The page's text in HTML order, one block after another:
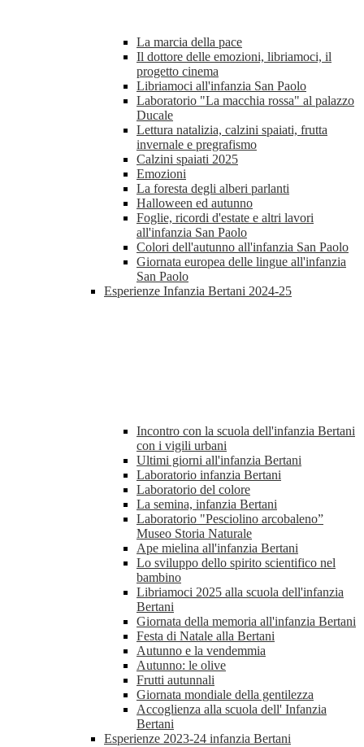
La marcia della pace
Il dottore delle emozioni, libriamoci, il
progetto cinema
Libriamoci all'infanzia San Paolo
Laboratorio "La macchia rossa" al palazzo
Ducale
Lettura natalizia, calzini spaiati, frutta
invernale e pregrafismo
Calzini spaiati 2025
Emozioni
La foresta degli alberi parlanti
Halloween ed autunno
Foglie, ricordi d'estate e altri lavori
all'infanzia San Paolo
Colori dell'autunno all'infanzia San Paolo
Giornata europea delle lingue all'infanzia
San Paolo
Esperienze Infanzia Bertani 2024-25
Incontro con la scuola dell'infanzia Bertani
con i vigili urbani
Ultimi giorni all'infanzia Bertani
Laboratorio infanzia Bertani
Laboratorio del colore
La semina, infanzia Bertani
Laboratorio "Pesciolino arcobaleno”
Museo Storia Naturale
Ape mielina all'infanzia Bertani
Lo sviluppo dello spirito scientifico nel
bambino
Libriamoci 2025 alla scuola dell'infanzia
Bertani
Giornata della memoria all'infanzia Bertani
Festa di Natale alla Bertani
Autunno e la vendemmia
Autunno: le olive
Frutti autunnali
Giornata mondiale della gentilezza
Accoglienza alla scuola dell' Infanzia
Bertani
Esperienze 2023-24 infanzia Bertani